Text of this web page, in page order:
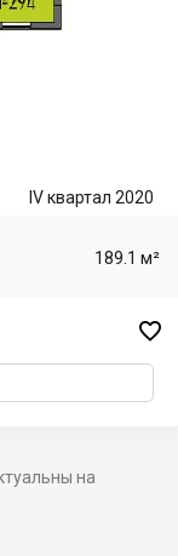
IV квартал 2020
189.1 м²

на